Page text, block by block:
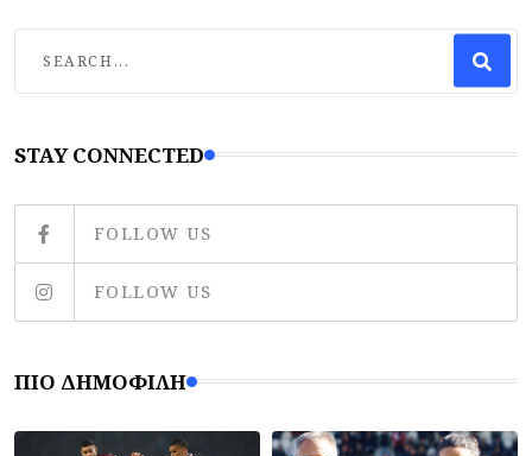
STAY CONNECTED
FOLLOW US
FOLLOW US
ΠΙΟ ΔΗΜΟΦΙΛΉ